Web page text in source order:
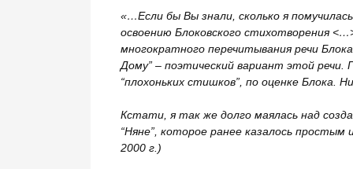
«…Если бы Вы знали, сколько я
освоению Блоковского стихотворения
многократного перечитывания речи
Дому” – поэтический вариант этой речи.
“плохоньких стишков”, по оценке Блока.
Кстати, я так же долго маялась над
“Няне”, которое ранее казалось
2000 г.)